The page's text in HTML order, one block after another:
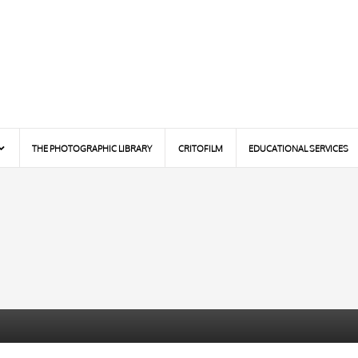
THE PHOTOGRAPHIC LIBRARY CRITOFILM EDUCATIONAL SERVICES